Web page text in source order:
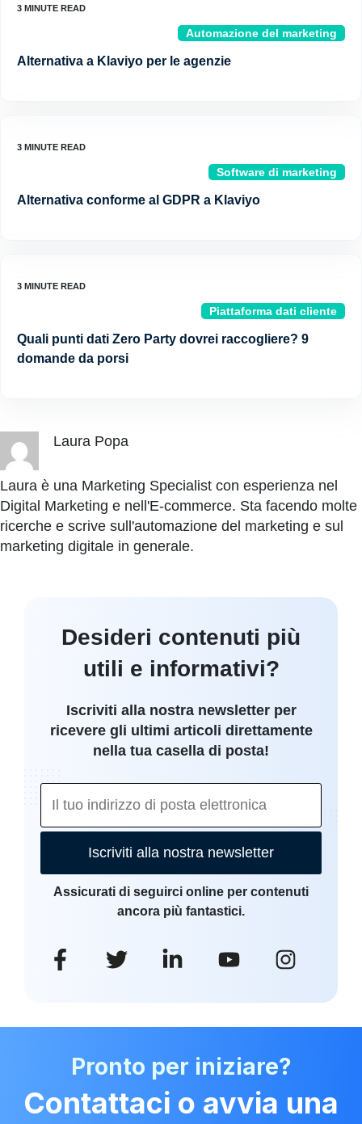
Automazione del marketing
Alternativa a Klaviyo per le agenzie
Software di marketing
Alternativa conforme al GDPR a Klaviyo
Piattaforma dati cliente
Quali punti dati Zero Party dovrei raccogliere? 9
domande da porsi
Laura Popa
Laura è una Marketing Specialist con esperienza nel
Digital Marketing e nell'E-commerce. Sta facendo molte
ricerche e scrive sull'automazione del marketing e sul
marketing digitale in generale.
Desideri contenuti più
utili e informativi?
Iscriviti alla nostra newsletter per
ricevere gli ultimi articoli direttamente
nella tua casella di posta!
Iscriviti alla nostra newsletter
Assicurati di seguirci online per contenuti
ancora più fantastici.
Pronto per iniziare?
Contattaci o avvia una